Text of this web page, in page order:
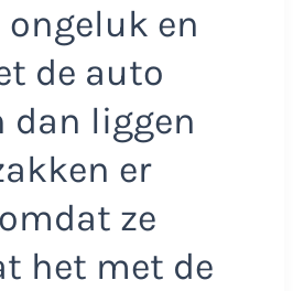
en
de auto
dan liggen
er
ze
het met de